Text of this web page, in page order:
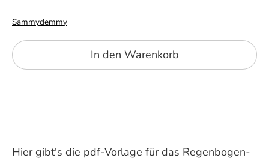
Sammydemmy
In den Warenkorb
Hier gibt's die pdf-Vorlage für das Regenbogen-